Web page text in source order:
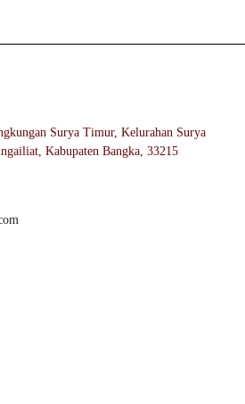
Surya Timur, Kelurahan Surya
Kabupaten Bangka, 33215